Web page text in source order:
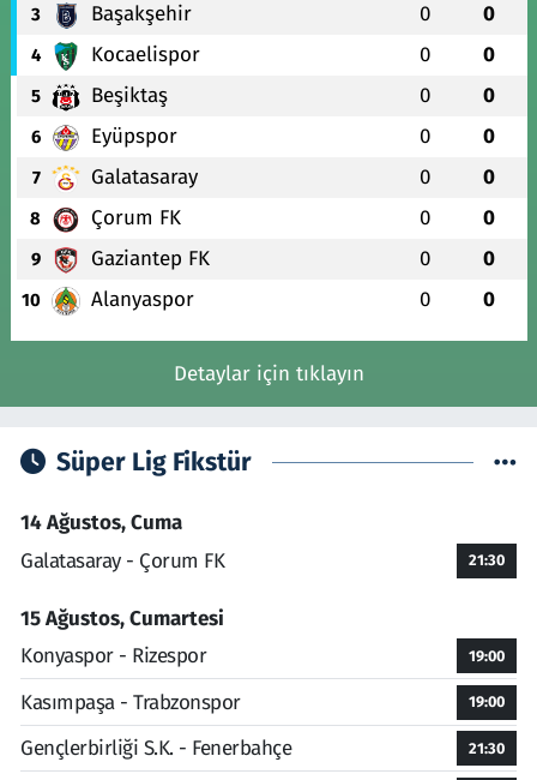
3 Başakşehir 0 0
4 Kocaelispor 0 0
5 Beşiktaş 0 0
6 Eyüpspor 0 0
7 Galatasaray 0 0
8 Çorum FK 0 0
9 Gaziantep FK 0 0
10 Alanyaspor 0 0
Detaylar için tıklayın
Süper Lig Fikstür
14 Ağustos, Cuma
Galatasaray - Çorum FK
21:30
15 Ağustos, Cumartesi
Konyaspor - Rizespor
19:00
Kasımpaşa - Trabzonspor 19:00
Gençlerbirliği S.K. - Fenerbahçe 21:30